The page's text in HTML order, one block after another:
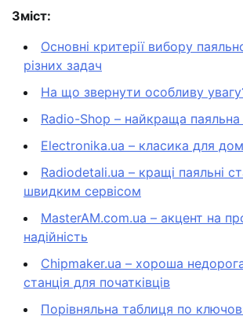
Зміст:
Основні критерії вибору
різних задач
На що звернути особливу
Radio-Shop – найкраща паяльна
Electronika.ua – класика для
Radiodetali.ua – кращі паяльні
швидким сервісом
MasterAM.com.ua – акцент на
надійність
Chipmaker.ua – хороша
станція для початківців
Порівняльна таблиця по